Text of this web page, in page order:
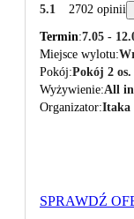
5.1 2702 opinii
Termin 7.05 -
Miejsce wylotu
Pokój Pokój 2 os.
Wyżywienie All
Organizator Itaka
SPRAWDŹ